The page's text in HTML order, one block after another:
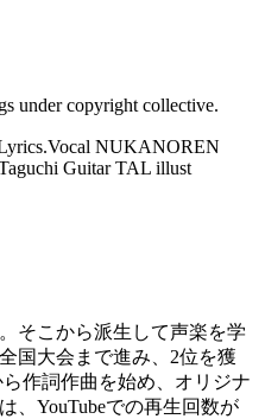
under copyright collective.
NUKANOREN
Guitar TAL illust
そこから派生して声楽を学
国大会まで進み、2位を獲
作詞作曲を始め、オリジナ
、YouTubeでの再生回数が